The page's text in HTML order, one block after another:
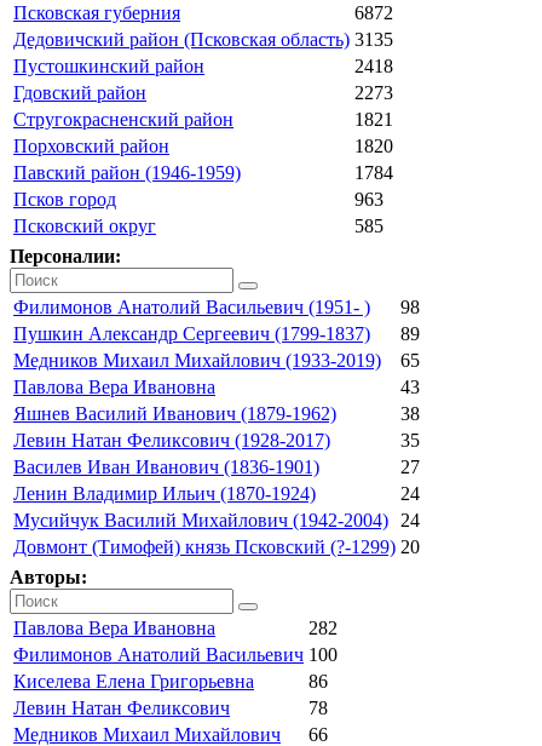
Псковская губерния
6872
Дедовичский район (Псковская область) 3135
Пустошкинский район
2418
Гдовский район
2273
Стругокрасненский район
1821
Порховский район
1820
Павский район (1946-1959)
1784
Псков город
963
Псковский округ
585
Персоналии:
Филимонов Анатолий Васильевич (1951- )
98
Пушкин Александр Сергеевич (1799-1837)
89
Медников Михаил Михайлович (1933-2019)
65
Павлова Вера Ивановна
43
Яшнев Василий Иванович (1879-1962)
38
Левин Натан Феликсович (1928-2017)
35
Василев Иван Иванович (1836-1901)
27
Ленин Владимир Ильич (1870-1924)
24
Мусийчук Василий Михайлович (1942-2004)
24
Довмонт (Тимофей) князь Псковский (?-1299) 20
Авторы:
Павлова Вера Ивановна
282
Филимонов Анатолий Васильевич 100
Киселева Елена Григорьевна
86
Левин Натан Феликсович
78
Медников Михаил Михайлович
66